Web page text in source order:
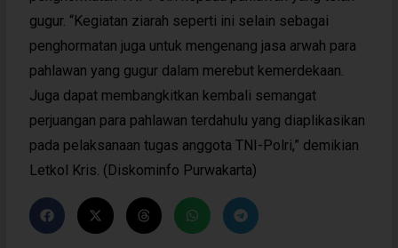
gugur. “Kegiatan ziarah seperti ini selain sebagai
penghormatan juga untuk mengenang jasa arwah para
pahlawan yang gugur dalam merebut kemerdekaan.
Juga dapat membangkitkan kembali semangat
perjuangan para pahlawan terdahulu yang diaplikasikan
pada pelaksanaan tugas anggota TNI-Polri,” demikian
Letkol Kris. (Diskominfo Purwakarta)